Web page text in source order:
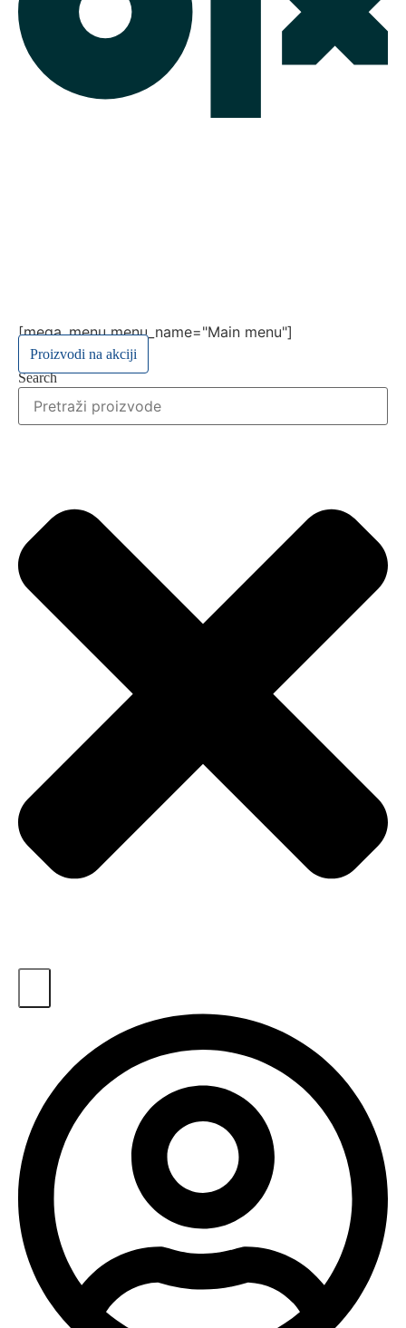
[mega_menu menu_name="Main menu"]
Proizvodi na akciji
Search